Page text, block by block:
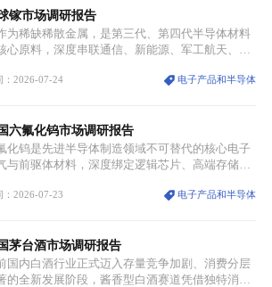
载体。同时，行业标准落地、生产技术升级、原
计能力提升，进一步夯实产业发展根基，吸引传
饰品牌、文旅企业等跨界入局，市场活力持续释
镓市场调研报告
为稀缺稀散金属，是第三代、第四代半导体材料
心原料，深度串联通信、新能源、军工航天、光
国科技博弈的关键战略资源。镓并非传统大宗金
渗透”的战略体系，成为全球科技产业运转的刚
源。
：2026-07-24 电子产品和半导体
六氟化钨市场调研报告
化钨是先进半导体制造领域不可替代的核心电子
与前驱体材料，深度绑定逻辑芯片、高端存储芯
（CVD）、原子层沉积（ALD）工艺专用前驱体
造流程。
：2026-07-23 电子产品和半导体
茅台酒市场调研报告
国内白酒行业正式迈入存量竞争加剧、消费分层
的全新发展阶段，酱香型白酒赛道凭借独特消费